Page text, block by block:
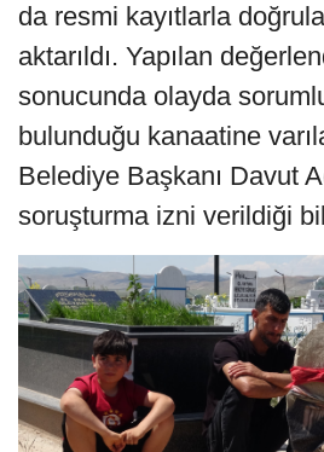
da resmi kayıtlarla
aktarıldı. Yapılan
sonucunda olayda
bulunduğu kanaatine
Belediye Başkanı Davut
soruşturma izni verildiği